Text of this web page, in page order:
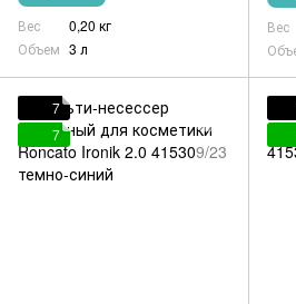
Вес
0,20 кг
Объем 3 л
Вес
7
7